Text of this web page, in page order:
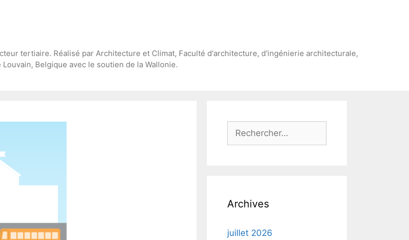
tertiaire. Réalisé par Architecture et Climat, Faculté d'architecture, d'ingénierie architecturale,
Belgique avec le soutien de la Wallonie.
Rechercher :
Archives
juillet 2026